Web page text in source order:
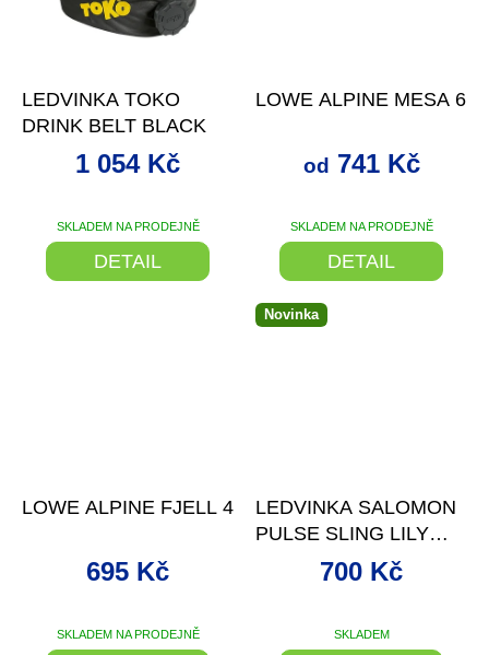
LEDVINKA TOKO
DRINK BELT BLACK
SKLADEM NA PRODEJNĚ
1 054 Kč
DETAIL
LOWE ALPINE MESA 6
SKLADEM NA PRODEJNĚ
od 741 Kč
DETAIL
LOWE ALPINE FJELL 4
SKLADEM NA PRODEJNĚ
695 Kč
Novinka
LEDVINKA SALOMON
PULSE SLING LILY
PAD/LAUREL WREATH
SKLADEM
700 Kč